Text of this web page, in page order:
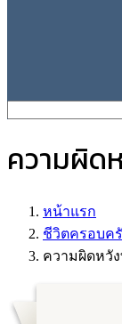
ความผิด
หน้าแรก
ชีวิตครอบค
ความผิดหวั